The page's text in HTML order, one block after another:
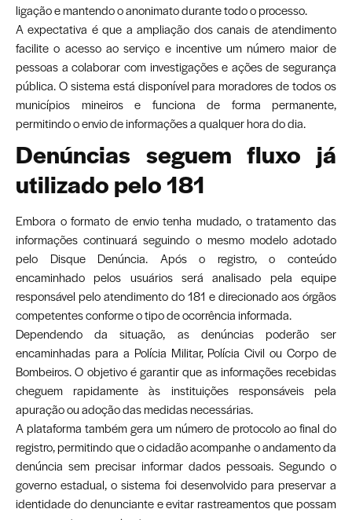
ligação e mantendo o anonimato durante todo o processo.
A expectativa é que a ampliação dos canais de atendimento
facilite o acesso ao serviço e incentive um número maior de
pessoas a colaborar com investigações e ações de segurança
pública. O sistema está disponível para moradores de todos os
municípios mineiros e funciona de forma permanente,
permitindo o envio de informações a qualquer hora do dia.
Denúncias seguem fluxo já
utilizado pelo 181
Embora o formato de envio tenha mudado, o tratamento das
informações continuará seguindo o mesmo modelo adotado
pelo Disque Denúncia. Após o registro, o conteúdo
encaminhado pelos usuários será analisado pela equipe
responsável pelo atendimento do 181 e direcionado aos órgãos
competentes conforme o tipo de ocorrência informada.
Dependendo da situação, as denúncias poderão ser
encaminhadas para a Polícia Militar, Polícia Civil ou Corpo de
Bombeiros. O objetivo é garantir que as informações recebidas
cheguem rapidamente às instituições responsáveis pela
apuração ou adoção das medidas necessárias.
A plataforma também gera um número de protocolo ao final do
registro, permitindo que o cidadão acompanhe o andamento da
denúncia sem precisar informar dados pessoais. Segundo o
governo estadual, o sistema foi desenvolvido para preservar a
identidade do denunciante e evitar rastreamentos que possam